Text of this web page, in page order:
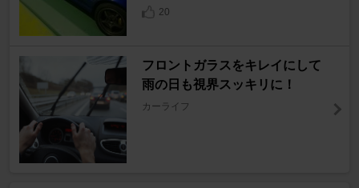
20
フロントガラスをキレイにして
雨の日も視界スッキリに！
カーライフ